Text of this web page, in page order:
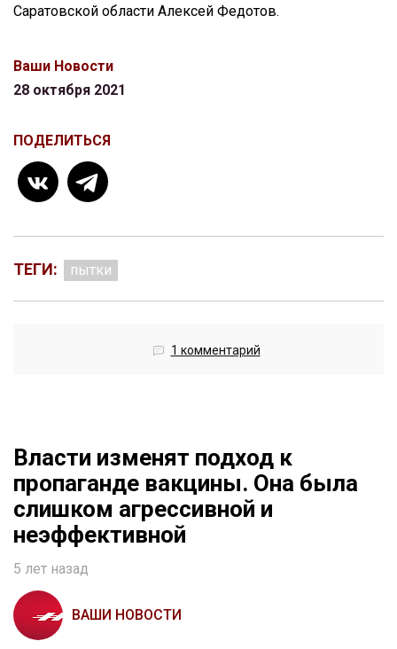
Саратовской области Алексей Федотов.
Ваши Новости
28 октября 2021
ПОДЕЛИТЬСЯ
ТЕГИ: пытки
1 комментарий
Власти изменят подход к
пропаганде вакцины. Она была
слишком агрессивной и
неэффективной
5 лет назад
ВАШИ НОВОСТИ